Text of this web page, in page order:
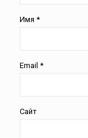
Имя *
Email *
Сайт